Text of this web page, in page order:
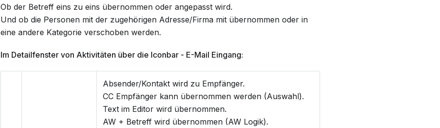
Ob der Betreff eins zu eins übernommen oder angepasst wird.
Und ob die Personen mit der zugehörigen Adresse/Firma mit übernommen oder in
eine andere Kategorie verschoben werden.
Im Detailfenster von Aktivitäten über die Iconbar - E-Mail Eingang:
Absender/Kontakt wird zu Empfänger.
CC Empfänger kann übernommen werden (Auswahl).
Text im Editor wird übernommen.
AW + Betreff wird übernommen (AW Logik).